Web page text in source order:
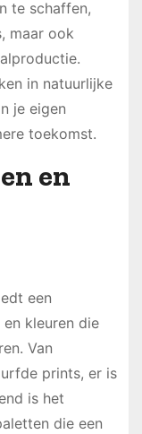
te schaffen,
maar ook
in natuurlijke
je eigen
toekomst.
en
een
kleuren die
Van
prints, er is
is het
die een